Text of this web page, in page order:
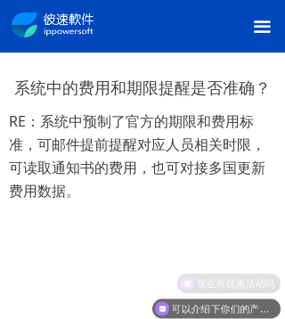
끀
系统中的费⽤和期限提醒是否准确？
RE：系统中预制了官⽅的期限和费⽤标
准，可邮件提前提醒对应⼈员相关时限，
可读取通知书的费⽤，也可对接多国更新
费⽤数据。
现在有优惠活动吗